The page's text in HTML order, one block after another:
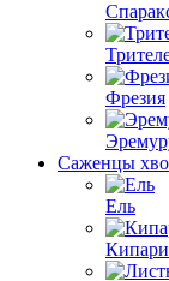
Фрезия
Саженцы
Ель